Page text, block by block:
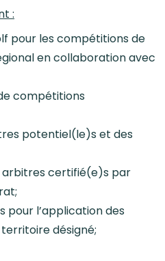
:
pour les compétitions de
en collaboration avec
compétitions
potentiel(le)s et des
arbitres certifié(e)s par
pour l’application des
désigné;